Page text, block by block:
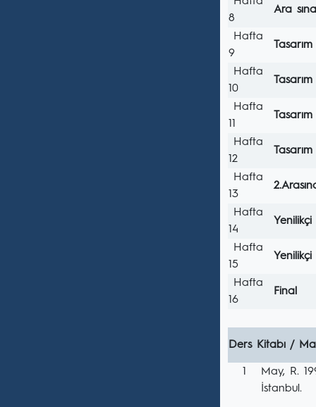
8
Ara
Hafta
9
Hafta
10
Hafta
11
Hafta
12
Hafta
13
Hafta
14
Hafta
15
Hafta
16
Final
Ders Kitabı /
1
May, R.
İstanbul.